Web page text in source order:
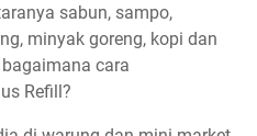
sabun, sampo,
minyak goreng, kopi dan
cara
Refill?